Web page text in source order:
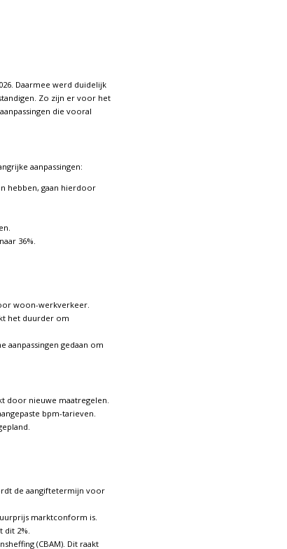
Daarmee werd duidelijk
Zo zijn er voor het
die vooral
aanpassingen:
hebben, gaan hierdoor
36%.
woon-werkverkeer.
het duurder om
aanpassingen gedaan om
door nieuwe maatregelen.
bpm-tarieven.
de aangiftetermijn voor
marktconform is.
2%.
(CBAM). Dit raakt